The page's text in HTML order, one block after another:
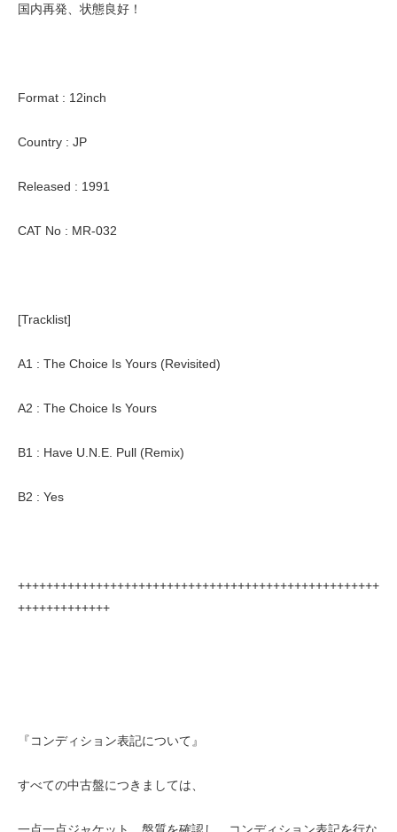
国内再発、状態良好！
Format : 12inch
Country : JP
Released : 1991
CAT No : MR-032
[Tracklist]
A1 : The Choice Is Yours (Revisited)
A2 : The Choice Is Yours
B1 : Have U.N.E. Pull (Remix)
B2 : Yes
+++++++++++++++++++++++++++++++++++++++++++++++++++
+++++++++++++
『コンディション表記について』
すべての中古盤につきましては、